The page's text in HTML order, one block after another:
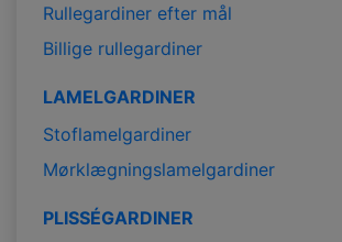
Rullegardiner efter mål
Billige rullegardiner
LAMELGARDINER
Stoflamelgardiner
Mørklægningslamelgardiner
PLISSÉGARDINER